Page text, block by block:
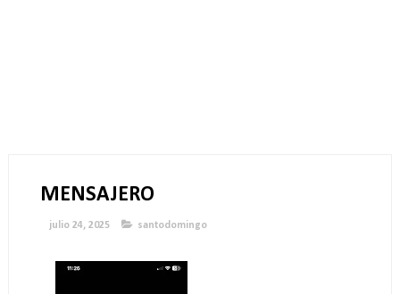
MENSAJERO
julio 24, 2025 santodomingo